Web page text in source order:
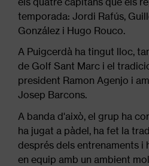
temporada: Jordi Rafús,
González i Hugo Rouco.
A Puigcerdà ha tingut lloc,
de Golf Sant Marc i el
president Ramon Agenjo i
Josep Barcons.
A banda d'això, el grup ha
ha jugat a pàdel, ha fet la
després dels entrenaments i
en equip amb un ambient